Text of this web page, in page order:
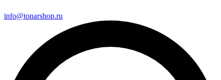
info@tonarshop.ru